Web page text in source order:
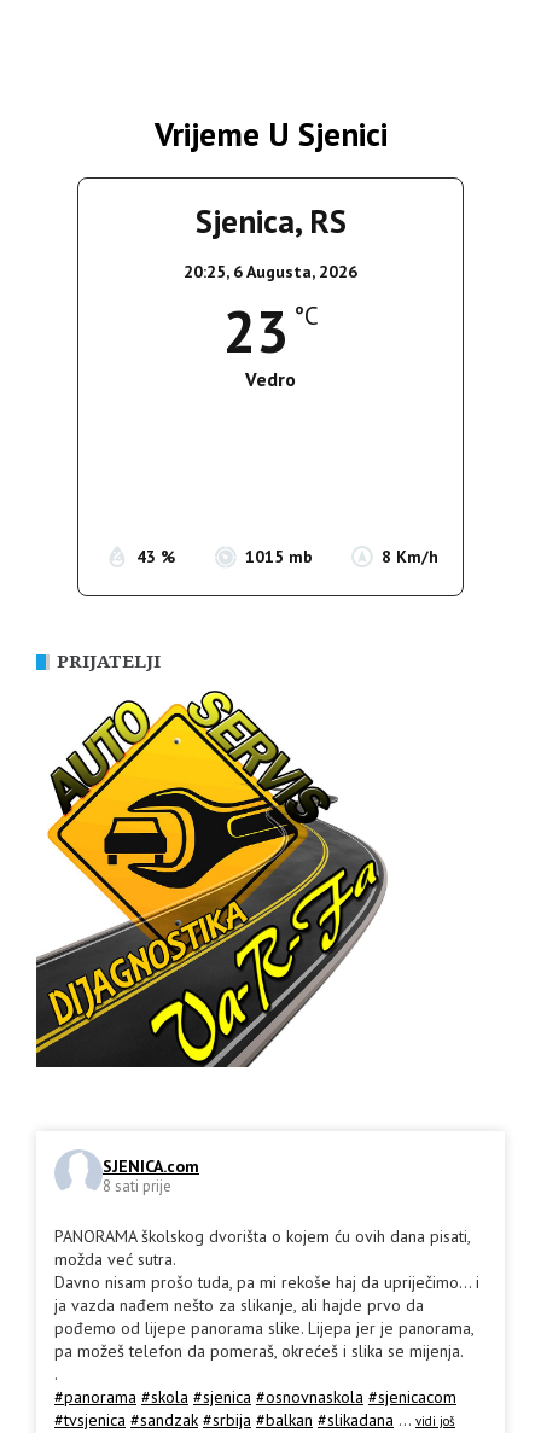
Vrijeme U Sjenici
Sjenica, RS
20:25, 6 Augusta, 2026
23 °C
Vedro
43 % 1015 mb 8 Km/h
PRIJATELJI
SJENICA.com
8 sati prije
PANORAMA školskog dvorišta o kojem ću ovih dana pisati,
možda već sutra.
Davno nisam prošo tuda, pa mi rekoše haj da upriječimo... i
ja vazda nađem nešto za slikanje, ali hajde prvo da
pođemo od lijepe panorama slike. Lijepa jer je panorama,
pa možeš telefon da pomeraš, okrećeš i slika se mijenja.
.
#panorama #skola #sjenica #osnovnaskola #sjenicacom
#tvsjenica #sandzak #srbija #balkan #slikadana ... vidi još